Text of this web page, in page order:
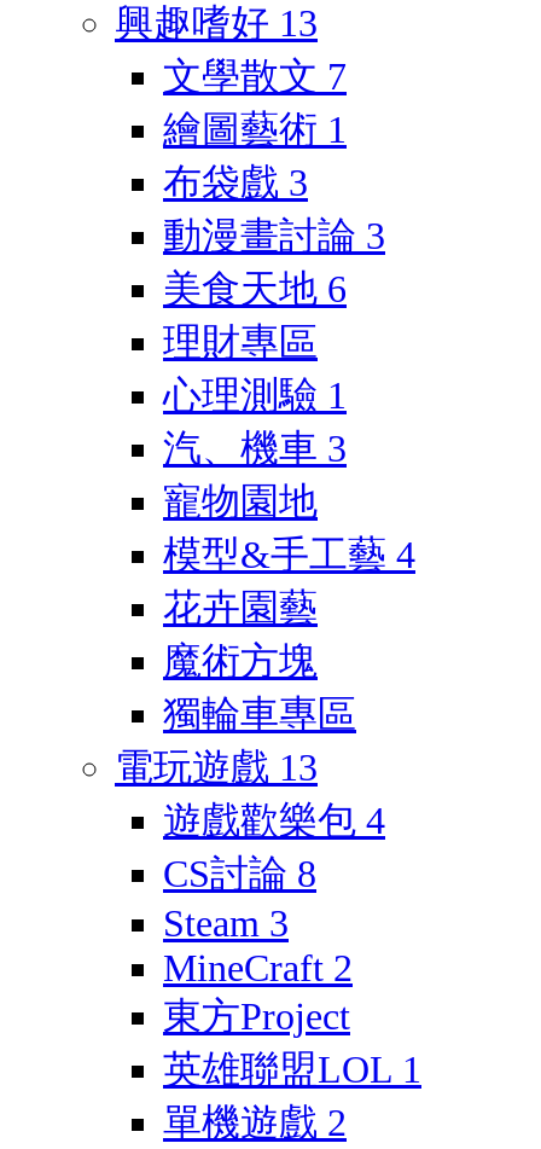
興趣嗜好 13
文學散文 7
繪圖藝術 1
布袋戲 3
動漫畫討論 3
美食天地 6
理財專區
心理測驗 1
汽、機車 3
寵物園地
模型&手工藝 4
花卉園藝
魔術方塊
獨輪車專區
電玩遊戲 13
遊戲歡樂包 4
CS討論 8
Steam 3
MineCraft 2
東方Project
英雄聯盟LOL 1
單機遊戲 2